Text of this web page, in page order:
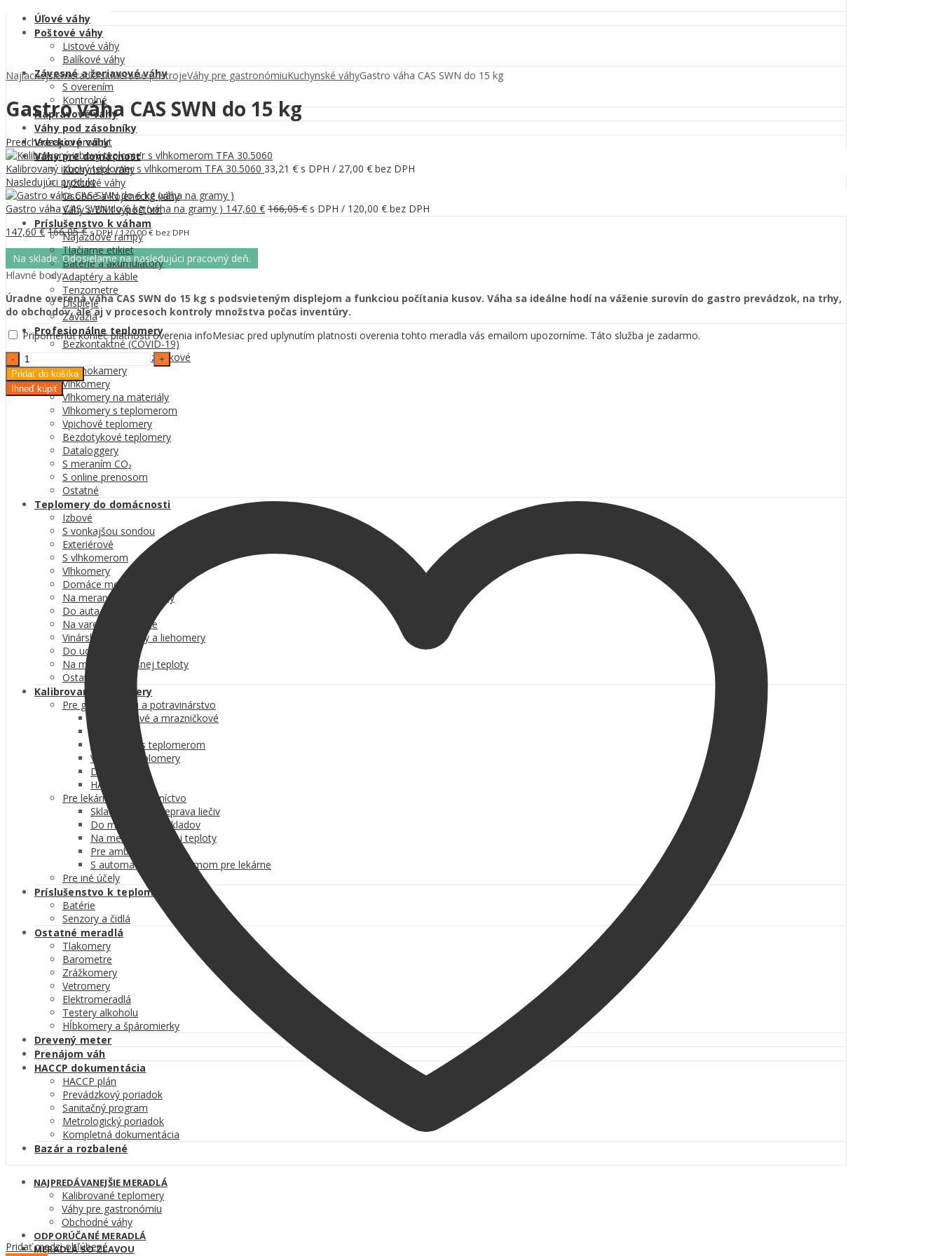
Úľové váhy
Poštové váhy
Listové váhy
Balíkové váhy
Závesné a žeriavové váhy
S overením
Kontrolné
Nápravové váhy
Váhy pod zásobníky
Vreckové váhy
Váhy pre domácnosť
Kuchynské váhy
Lyžicové váhy
Osobné a kojenecké váhy
Váhy s BMI výpočtom
Príslušenstvo k váham
Nájazdové rampy
Tlačiarne etikiet
Batérie a akumulátory
Adaptéry a káble
Tenzometre
Displeje
Závažia
Profesionálne teplomery
Bezkontaktné (COVID-19)
Chladničkové a mrazničkové
Termokamery
Vlhkomery
Vlhkomery na materiály
Vlhkomery s teplomerom
Vpichové teplomery
Bezdotykové teplomery
Dataloggery
S meraním CO₂
S online prenosom
Ostatné
Teplomery do domácnosti
Izbové
S vonkajšou sondou
Exteriérové
S vlhkomerom
Vlhkomery
Domáce meteostanice
Na meranie teploty vody
Do auta
Na varenie a pečenie
Vinárske teplomery a liehomery
Do udiarne
Na meranie telesnej teploty
Ostatné
Kalibrované teplomery
Pre gastronómiu a potravinárstvo
Chladničkové a mrazničkové
Vlhkomery s teplomerom
Vpichové teplomery
Dataloggery
HACCP sady
Pre lekárne a zdravotníctvo
Skladovanie a preprava liečiv
Do miestností a skladov
Na meranie telesnej teploty
Pre ambulancie
S automatickým záznamom pre lekárne
Pre iné účely
Príslušenstvo k teplomerom
Batérie
Senzory a čidlá
Ostatné meradlá
Tlakomery
Barometre
Zrážkomery
Vetromery
Elektromeradlá
Testery alkoholu
Hĺbkomery a špáromierky
Drevený meter
Prenájom váh
HACCP dokumentácia
HACCP plán
Prevádzkový poriadok
Sanitačný program
Metrologický poriadok
Kompletná dokumentácia
Bazár a rozbalené
NAJPREDÁVANEJŠIE MERADLÁ
Kalibrované teplomery
Váhy pre gastronómiu
Obchodné váhy
ODPORÚČANÉ MERADLÁ
MERADLÁ SO ZĽAVOU
Najlacnejšiemeradlá.skMeracie prístrojeVáhy pre gastronómiuKuchynské váhyGastro váha CAS SWN do 15 kg
Gastro váha CAS SWN do 15 kg
Predchádzajúci produkt
Kalibrovaný izbový teplomer s vlhkomerom TFA 30.5060 33,21 € s DPH / 27,00 € bez DPH
Nasledujúci produkt
Gastro váha CAS SWN do 6 kg (váha na gramy ) 147,60 € 166,05€ s DPH / 120,00 € bez DPH
147,60€ 166,05€ s DPH /120,00€ bez DPH
Na sklade. Odosielame na nasledujúci pracovný deň.
Hlavné body:
Úradne overená váha CAS SWN do 15 kg s podsvieteným displejom a funkciou počítania kusov. Váha sa ideálne hodí na váženie surovín do gastro prevádzok, na trhy,
do obchodov, ale aj v procesoch kontroly množstva počas inventúry.
Pripomenúť koniec platnosti overenia infoMesiac pred uplynutím platnosti overenia tohto meradla vás emailom upozorníme. Táto služba je zadarmo.
Gastro
váha
CAS
SWN
quantity
Pridať do košíka
Ihneď kúpiť
Pridať medzi obľúbené